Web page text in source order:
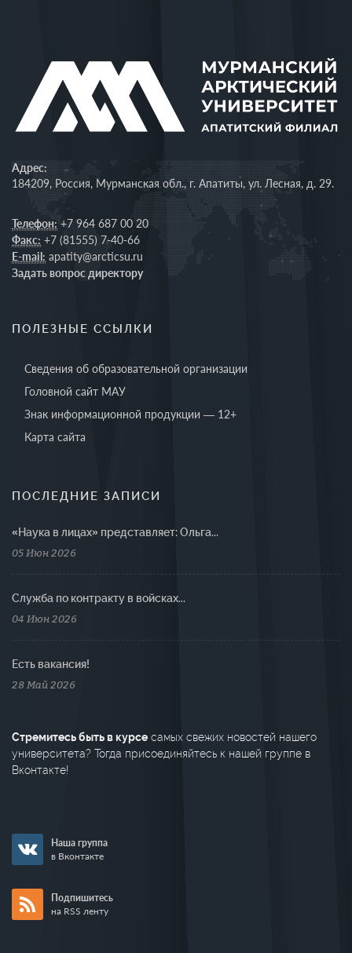
Адрес:
184209, Россия, Мурманская обл., г. Апатиты, ул. Лесная, д. 29.
Телефон: +7 964 687 00 20
Факс: +7 (81555) 7-40-66
E-mail: apatity@arcticsu.ru
Задать вопрос директору
ПОЛЕЗНЫЕ ССЫЛКИ
Сведения об образовательной организации
Головной сайт МАУ
Знак информационной продукции — 12+
Карта сайта
ПОСЛЕДНИЕ ЗАПИСИ
«Наука в лицах» представляет: Ольга...
05 Июн 2026
Cлужба по контракту в войсках...
04 Июн 2026
Есть вакансия!
28 Май 2026
Стремитесь быть в курсе самых свежих новостей нашего
университета? Тогда присоединяйтесь к нашей группе в
Вконтакте!
Наша группа
в Вконтакте
Подпишитесь
на RSS ленту